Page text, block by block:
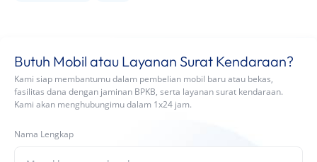
Butuh Mobil atau Layanan Surat Kendaraan?
Kami siap membantumu dalam pembelian mobil baru atau bekas,
fasilitas dana dengan jaminan BPKB, serta layanan surat kendaraan.
Kami akan menghubungimu dalam 1x24 jam.
Nama Lengkap